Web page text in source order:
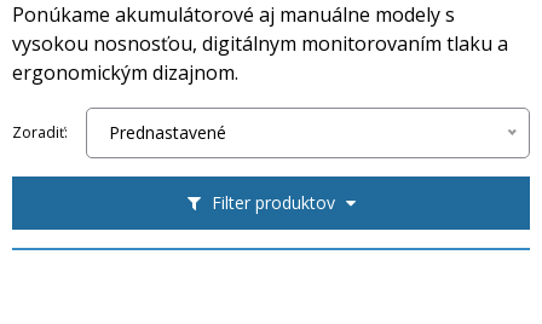
Ponúkame akumulátorové aj manuálne modely s
vysokou nosnosťou, digitálnym monitorovaním tlaku a
ergonomickým dizajnom.
Filter produktov
Zoradiť: Prednastavené